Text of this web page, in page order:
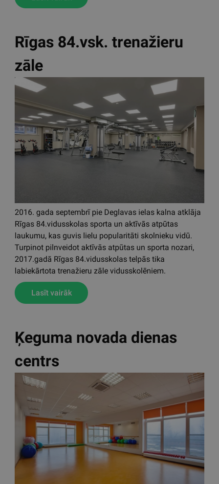
Liepājas Olimpiskais centrs ir viens no modernākajiem
pasākumiem.
Lasīt vairāk
Rīgas 84.vsk. trenažieru
zāle
2016. gada septembrī pie Deglavas ielas kalna atklāja
Rīgas 84.vidusskolas sporta un aktīvās atpūtas
laukumu, kas guvis lielu popularitāti skolnieku vidū.